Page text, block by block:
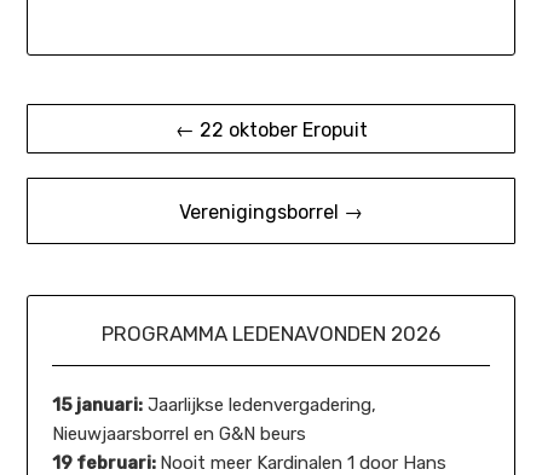
Bericht
navigatie
← 22 oktober Eropuit
Verenigingsborrel →
PROGRAMMA LEDENAVONDEN 2026
15 januari: Jaarlijkse ledenvergadering,
Nieuwjaarsborrel en G&N beurs
19 februari: Nooit meer Kardinalen 1 door Hans